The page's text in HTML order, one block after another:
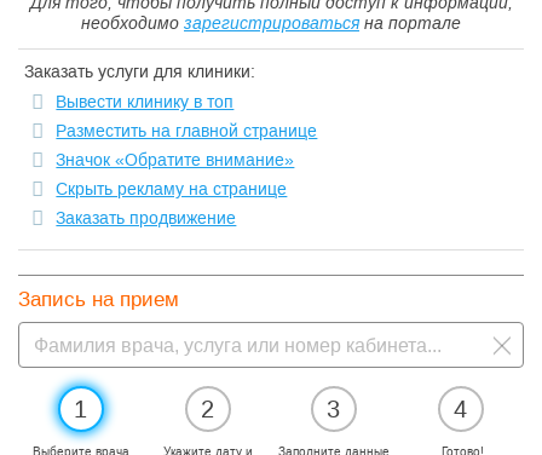
необходимо зарегистрироватьсяна портале
Заказать услуги для клиники:
Вывести клинику в топ
Разместить на главной странице
Значок «Обратите внимание»
Скрыть рекламу на странице
Заказать продвижение
Запись на прием
1
Выберите врача
2
Укажите дату и
3
Заполните данные
4
Готово!